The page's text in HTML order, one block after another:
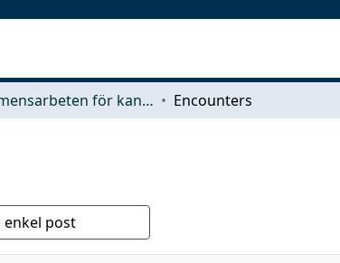
Examensarbeten för kandidatexamen Encounters
enkel post